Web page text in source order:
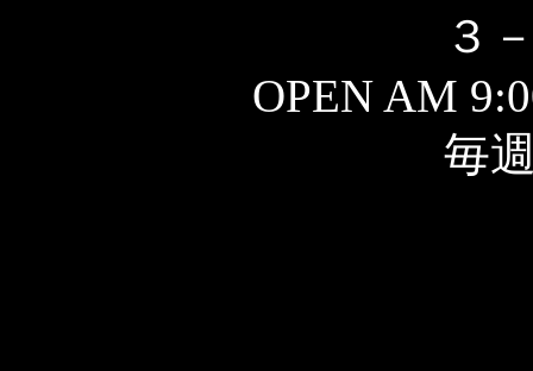
３
OPEN AM
毎